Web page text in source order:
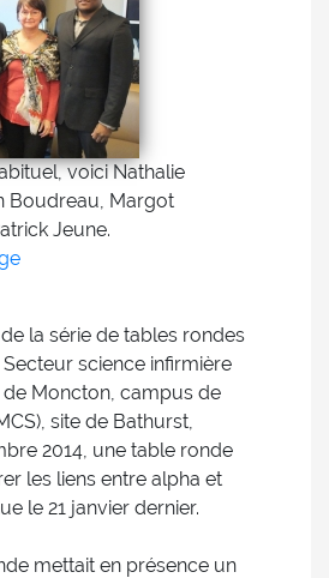
voici Nathalie
Boudreau, Margot
Jeune.
la série de tables rondes
science infirmière
de Moncton, campus de
site de Bathurst,
2014, une table ronde
les liens entre alpha et
le 21 janvier dernier.
mettait en présence un